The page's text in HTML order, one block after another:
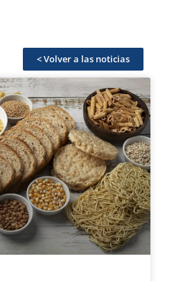
< Volver a las noticias